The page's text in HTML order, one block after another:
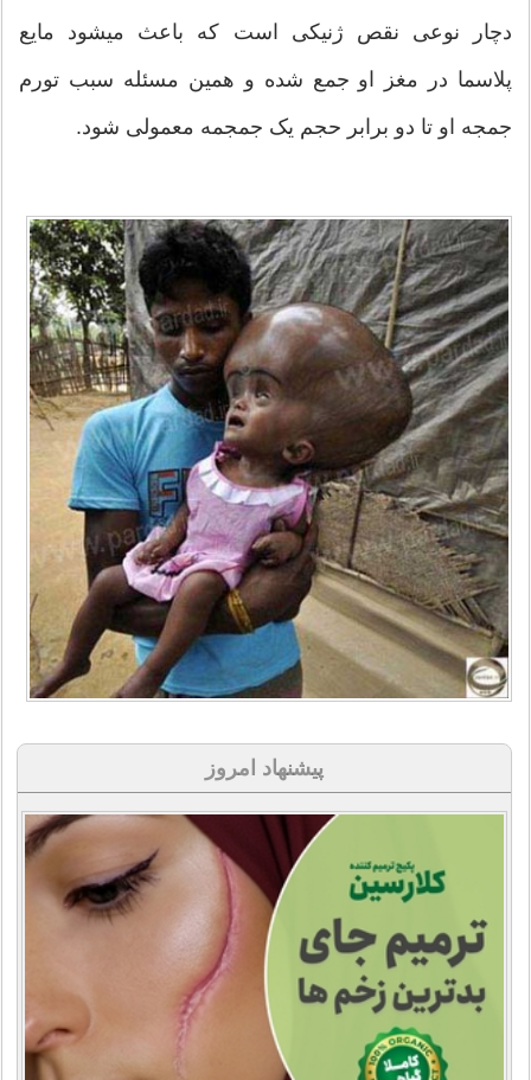
دچار نوعی نقص ژنیکی است که باعث میشود مایع
پلاسما در مغز او جمع شده و همین مسئله سبب تورم
جمجه او تا دو برابر حجم یک جمجمه معمولی شود.
پیشنهاد امروز